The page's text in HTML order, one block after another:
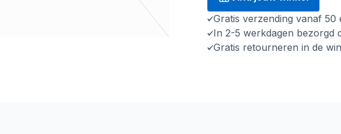
Gratis verzending vanaf 50
In 2-5 werkdagen bezorgd
Gratis retourneren in de